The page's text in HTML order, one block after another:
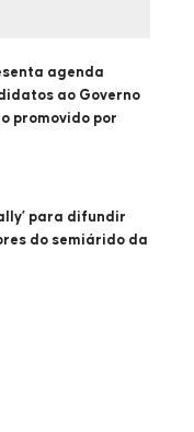
agenda
ao Governo
promovido por
para difundir
do semiárido da